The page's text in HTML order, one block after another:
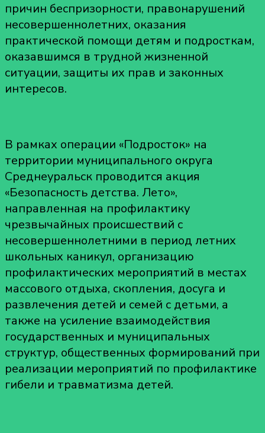
причин беспризорности, правонарушений
несовершеннолетних, оказания
практической помощи детям и подросткам,
оказавшимся в трудной жизненной
ситуации, защиты их прав и законных
интересов.
В рамках операции «Подросток» на
территории муниципального округа
Среднеуральск проводится акция
«Безопасность детства. Лето»,
направленная на профилактику
чрезвычайных происшествий с
несовершеннолетними в период летних
школьных каникул, организацию
профилактических мероприятий в местах
массового отдыха, скопления, досуга и
развлечения детей и семей с детьми, а
также на усиление взаимодействия
государственных и муниципальных
структур, общественных формирований при
реализации мероприятий по профилактике
гибели и травматизма детей.